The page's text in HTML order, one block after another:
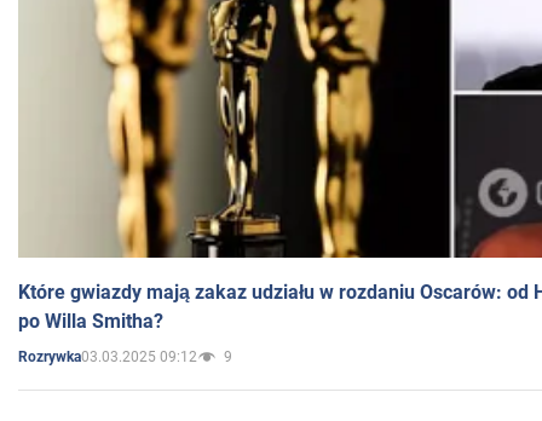
Które gwiazdy mają zakaz udziału w rozdaniu Oscarów: od
po Willa Smitha?
Rozrywka03.03.2025 09:12 9